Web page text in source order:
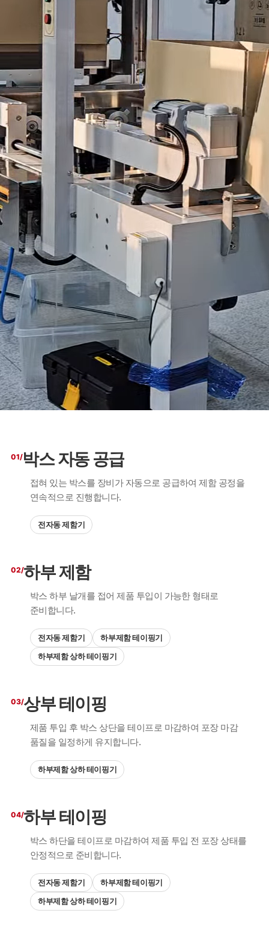
01/박스 자동 공급
접혀 있는 박스를 장비가 자동으로 공급하여 제함 공정을
연속적으로 진행합니다.
전자동 제함기
02/하부 제함
박스 하부 날개를 접어 제품 투입이 가능한 형태로
준비합니다.
전자동 제함기
하부제함 테이핑기
하부제함 상하 테이핑기
03/상부 테이핑
제품 투입 후 박스 상단을 테이프로 마감하여 포장 마감
품질을 일정하게 유지합니다.
하부제함 상하 테이핑기
04/하부 테이핑
박스 하단을 테이프로 마감하여 제품 투입 전 포장 상태를
안정적으로 준비합니다.
전자동 제함기
하부제함 테이핑기
하부제함 상하 테이핑기